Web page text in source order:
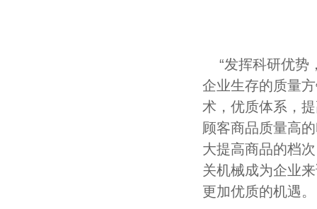
“发挥科研优势
企业生存的质量
术，优质体系，
顾客商品质量高
大提高商品的档
关机械成为企业
更加优质的机遇。